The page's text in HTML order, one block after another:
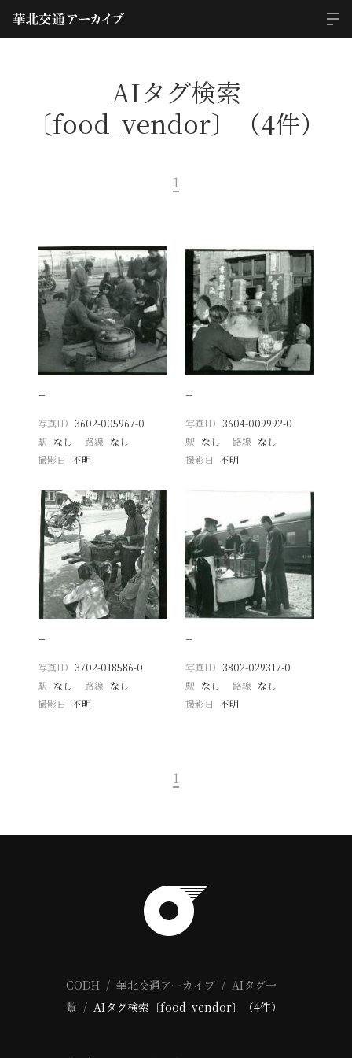
AIタグ検索
〔food_vendor〕（4件）
1
−
写真ID 3602-005967-0
駅 なし 路線 なし
撮影日
不明
−
写真ID 3604-009992-0
駅 なし 路線 なし
撮影日 不明
−
写真ID 3702-018586-0
駅 なし 路線 なし
撮影日
不明
−
写真ID 3802-029317-0
駅 なし 路線 なし
撮影日 不明
1
CODH 華北交通アーカイブ
AIタグ一
覧
AIタグ検索〔food_vendor〕（4件）